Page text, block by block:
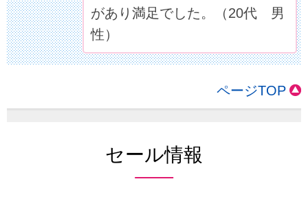
があり満足でした。（20代 男
性）
ページTOP
セール情報